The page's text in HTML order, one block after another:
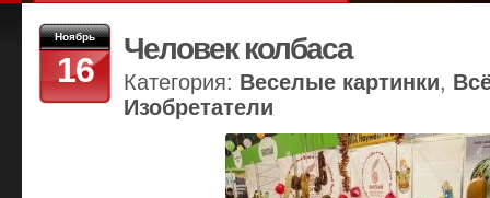
Ноябрь
16
Человек колбаса
Категория: Веселые картинки,
Изобретатели